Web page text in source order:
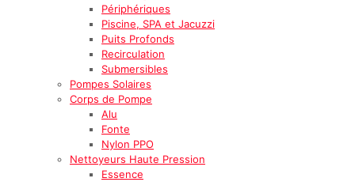
Périphériques
Piscine, SPA et Jacuzzi
Puits Profonds
Recirculation
Submersibles
Pompes Solaires
Corps de Pompe
Alu
Fonte
Nylon PPO
Nettoyeurs Haute Pression
Essence